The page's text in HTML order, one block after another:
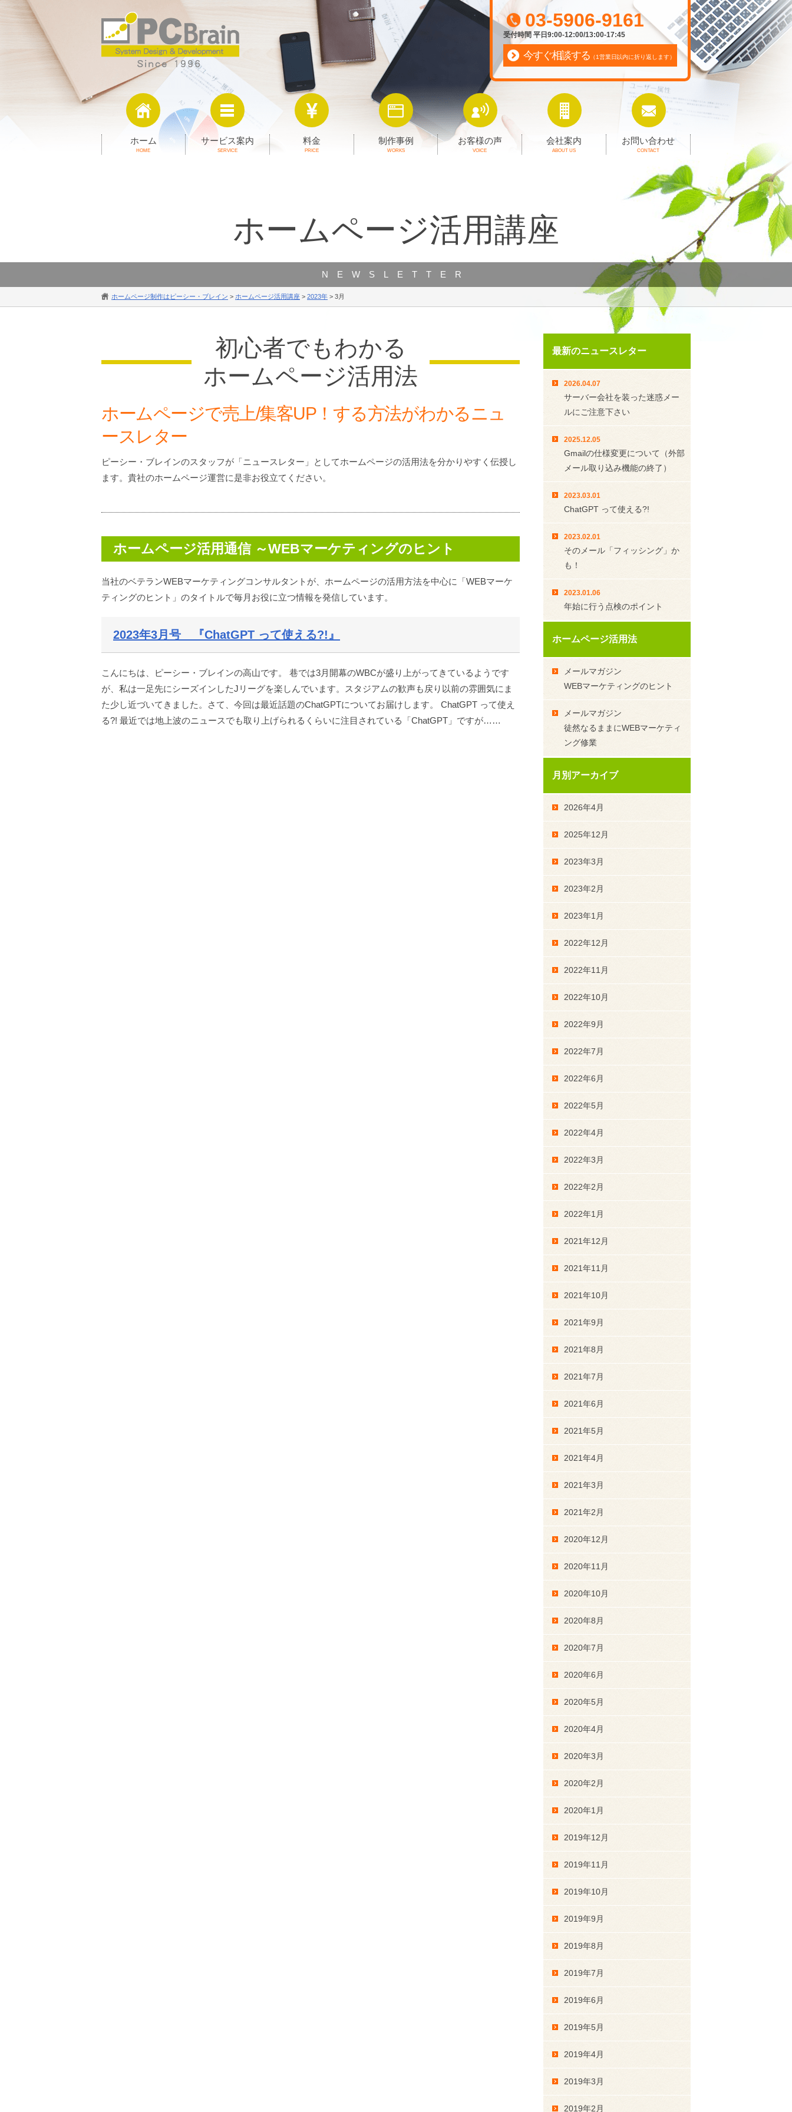
03-5906-9161
受付時間 平日9:00-12:00/13:00-17:45
今すぐ相談する（1営業日以内に折り返します）
ホーム
HOME
サービス案内
SERVICE
料金
PRICE
制作事例
WORKS
お客様の声
VOICE
会社案内
ABOUT US
お問い合わせ
CONTACT
ホームページ活用講座
NEWSLETTER
ホームページ制作はピーシー・ブレイン > ホームページ活用講座 > 2023年 > 3月
初心者でもわかる
ホームページ活用法
ホームページで売上/集客UP！する方法がわかるニュ
ースレター
ピーシー・ブレインのスタッフが「ニュースレター」としてホームページの活用法を分かりやすく伝授し
ます。貴社のホームページ運営に是非お役立てください。
ホームページ活用通信 ～WEBマーケティングのヒント
当社のベテランWEBマーケティングコンサルタントが、ホームページの活用方法を中心に「WEBマーケ
ティングのヒント」のタイトルで毎月お役に立つ情報を発信しています。
2023年3月号 『ChatGPT って使える?!』
こんにちは、ピーシー・ブレインの高山です。 巷では3月開幕のWBCが盛り上がってきているようです
が、私は一足先にシーズインしたJリーグを楽しんでいます。スタジアムの歓声も戻り以前の雰囲気にま
た少し近づいてきました。さて、今回は最近話題のChatGPTについてお届けします。 ChatGPT って使え
る?! 最近では地上波のニュースでも取り上げられるくらいに注目されている「ChatGPT」ですが……
最新のニュースレター
2026.04.07
サーバー会社を装った迷惑メー
ルにご注意下さい
2025.12.05
Gmailの仕様変更について（外部
メール取り込み機能の終了）
2023.03.01
ChatGPT って使える?!
2023.02.01
そのメール「フィッシング」か
も！
2023.01.06
年始に行う点検のポイント
ホームページ活用法
メールマガジン
WEBマーケティングのヒント
メールマガジン
徒然なるままにWEBマーケティ
ング修業
月別アーカイブ
2026年4月
2025年12月
2023年3月
2023年2月
2023年1月
2022年12月
2022年11月
2022年10月
2022年9月
2022年7月
2022年6月
2022年5月
2022年4月
2022年3月
2022年2月
2022年1月
2021年12月
2021年11月
2021年10月
2021年9月
2021年8月
2021年7月
2021年6月
2021年5月
2021年4月
2021年3月
2021年2月
2020年12月
2020年11月
2020年10月
2020年8月
2020年7月
2020年6月
2020年5月
2020年4月
2020年3月
2020年2月
2020年1月
2019年12月
2019年11月
2019年10月
2019年9月
2019年8月
2019年7月
2019年6月
2019年5月
2019年4月
2019年3月
2019年2月